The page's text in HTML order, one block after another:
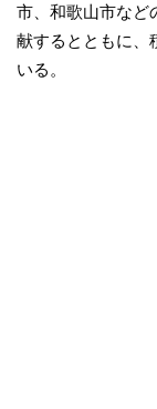
市、和歌山市など
献するとともに、
いる。